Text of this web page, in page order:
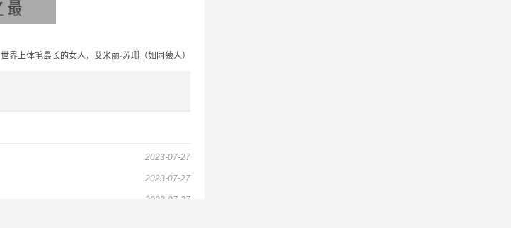
世界上体毛最长的女人，艾米丽·苏珊（如同猿人）
2023-07-27
2023-07-27
2023-07-27